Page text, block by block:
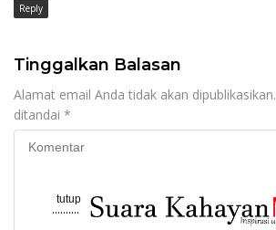
Reply
Tinggalkan Balasan
Alamat email Anda tidak akan dipublikasikan.
ditandai *
tutup
..........